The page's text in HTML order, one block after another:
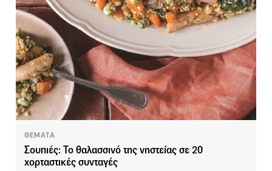
ΘΕΜΑΤΑ
Σουπιές: Το θαλασσινό της νηστείας σε 20
χορταστικές συνταγές